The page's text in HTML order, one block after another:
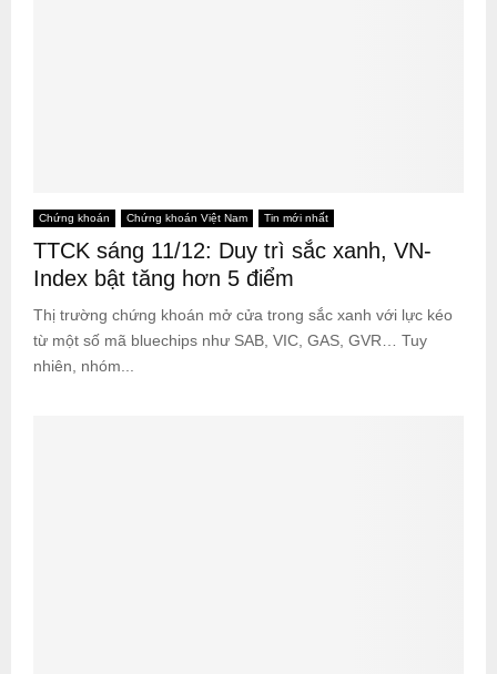
Chứng khoán Chứng khoán Việt Nam Tin mới nhất
TTCK sáng 11/12: Duy trì sắc xanh, VN-
Index bật tăng hơn 5 điểm
Thị trường chứng khoán mở cửa trong sắc xanh với lực kéo
từ một số mã bluechips như SAB, VIC, GAS, GVR… Tuy
nhiên, nhóm...